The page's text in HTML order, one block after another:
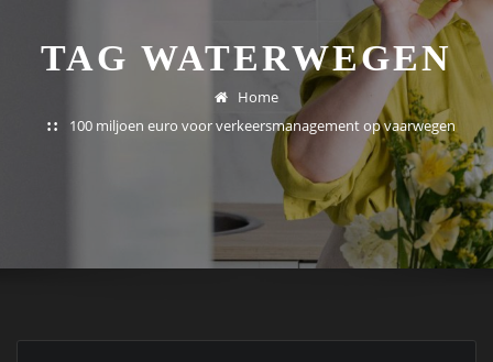
TAG WATERWEGEN
Home
100 miljoen euro voor verkeersmanagement op vaarwegen